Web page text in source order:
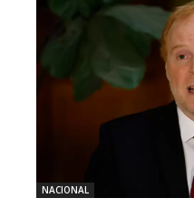
NACIONAL